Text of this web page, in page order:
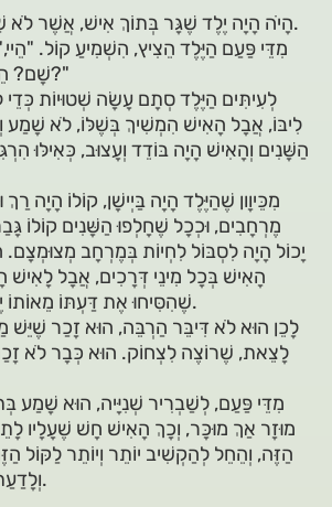
הָיֹה הָיָה יֶלֶד שֶׁגָּר בְּתוֹךְ אִישׁ, אֲשֶׁר לֹא שָׁמַע וְלֹא רָאָה אוֹתוֹ.
מִדֵּי פַּעַם הַיֶּלֶד הֵצִיץ, הִשְׁמִיעַ קוֹל.
שָׁם? הֵיי אִישׁ, אַתָּה שׁוֹמֵעַ?"
לְעִיתִּים הַיֶּלֶד סְתָם עָשָׂה שְׁטוּיוֹת
לִיבּוֹ, אֲבָל הָאִישׁ הִמְשִׁיךְ בְּשֶׁלּוֹ, לֹא שָׁמַע
הַשָּׁנִים וְהָאִישׁ הָיָה בּוֹדֵד וְעָצוּב, כְּאִילּוּ
מִכֵּיוָון שֶׁהַיֶּלֶד הָיָה בַּיְישָׁן, קוֹלוֹ הָיָה
מֶרְחָבִים, וּכְכָל שֶׁחָלְפוּ הַשָּׁנִים קוֹלוֹ
יָכוֹל הָיָה לִסְבּוֹל לִחְיוֹת בְּמֶרְחָב
הָאִישׁ בְּכָל מִינֵי דְּרָכִים, אֲבָל לָאִישׁ
שֶׁהִסִּיחוּ אֶת דַּעְתּוֹ מֵאוֹתוֹ יֶלֶד, מֵאוֹתָהּ שִׂמְחָה.
לָכֵן הוּא לֹא דִּיבֵּר הַרְבֵּה, הוּא זָכַר שֶׁיֵּשׁ
לָצֵאת, שֶׁרוֹצֶה לִצְחוֹק. הוּא כְּבָר לֹא
מִדֵּי פַּעַם, לְשַׁבְרִיר שְׁנִיָּיה, הוּא שָׁמַע
מוּזָר אַךְ מוּכָּר, וְכָךְ הָאִישׁ חָשׁ שֶׁעָלָיו
הַזֶּה, וְהֵחֵל לְהַקְשִׁיב יוֹתֵר וְיוֹתֵר לַקּוֹל
וְלָדַעַת יוֹתֵר עַל אוֹתוֹ קוֹל.